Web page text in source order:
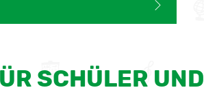
SCHÜLER UND